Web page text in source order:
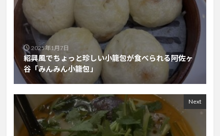
2025年1月7日
紹興風でちょっと珍しい小籠包が食べられる阿佐ヶ
谷「みんみん小籠包」
Next